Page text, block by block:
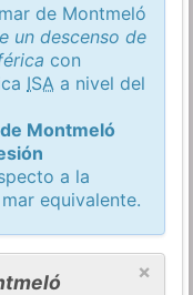
de Montmeló
un descenso de
con
ISA a nivel del
Montmeló
a la
equivalente.
×